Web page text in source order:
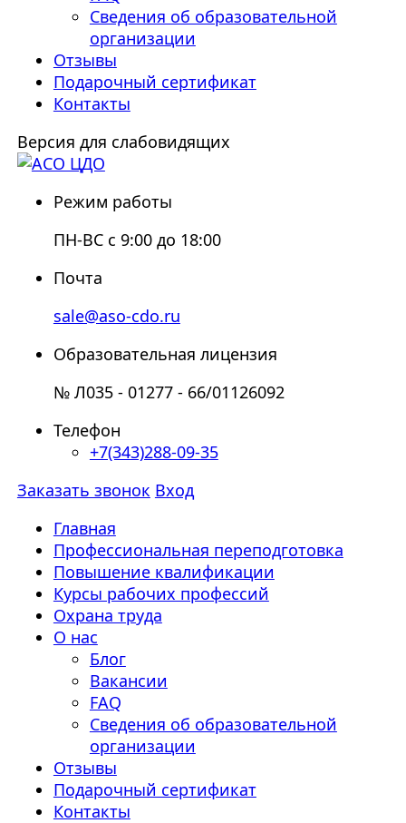
Сведения об образовательной
организации
Отзывы
Подарочный сертификат
Контакты
Версия для слабовидящих
Режим работы
ПН-ВС с 9:00 до 18:00
Почта
sale@aso-cdo.ru
Образовательная лицензия
№ Л035 - 01277 - 66/01126092
Телефон
+7(343)288-09-35
Заказать звонок Вход
Главная
Профессиональная переподготовка
Повышение квалификации
Курсы рабочих профессий
Охрана труда
О нас
Блог
Вакансии
FAQ
Сведения об образовательной
организации
Отзывы
Подарочный сертификат
Контакты